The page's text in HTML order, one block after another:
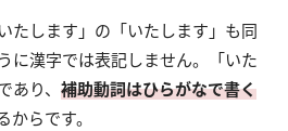
たします」の「いたします」も同
に漢字では表記しません。「いた
り、 補助動詞はひらがなで書く
からです。